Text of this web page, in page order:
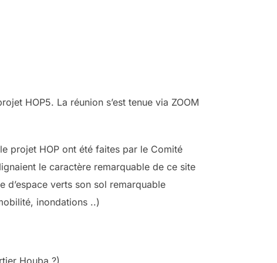
HOP5. La réunion s’est tenue via ZOOM
projet HOP ont été faites par le Comité
le caractère remarquable de ce site
verts son sol remarquable
inondations ..)